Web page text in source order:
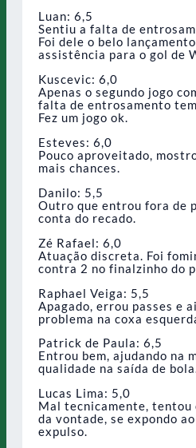
Luan: 6,5
Sentiu a falta de
Foi dele o belo
assistência para o gol de
Kuscevic: 6,0
Apenas o segundo jogo
falta de entrosamento
Fez um jogo ok.
Esteves: 6,0
Pouco aproveitado,
mais chances.
Danilo: 5,5
Outro que entrou fora de
conta do recado.
Zé Rafael: 6,0
Atuação discreta. Foi
contra 2 no finalzinho do
Raphael Veiga: 5,5
Apagado, errou passes e
problema na coxa
Patrick de Paula: 6,5
Entrou bem, ajudando na
qualidade na saída de
Lucas Lima: 5,0
Mal tecnicamente, tentou
da vontade, se expondo
expulso.